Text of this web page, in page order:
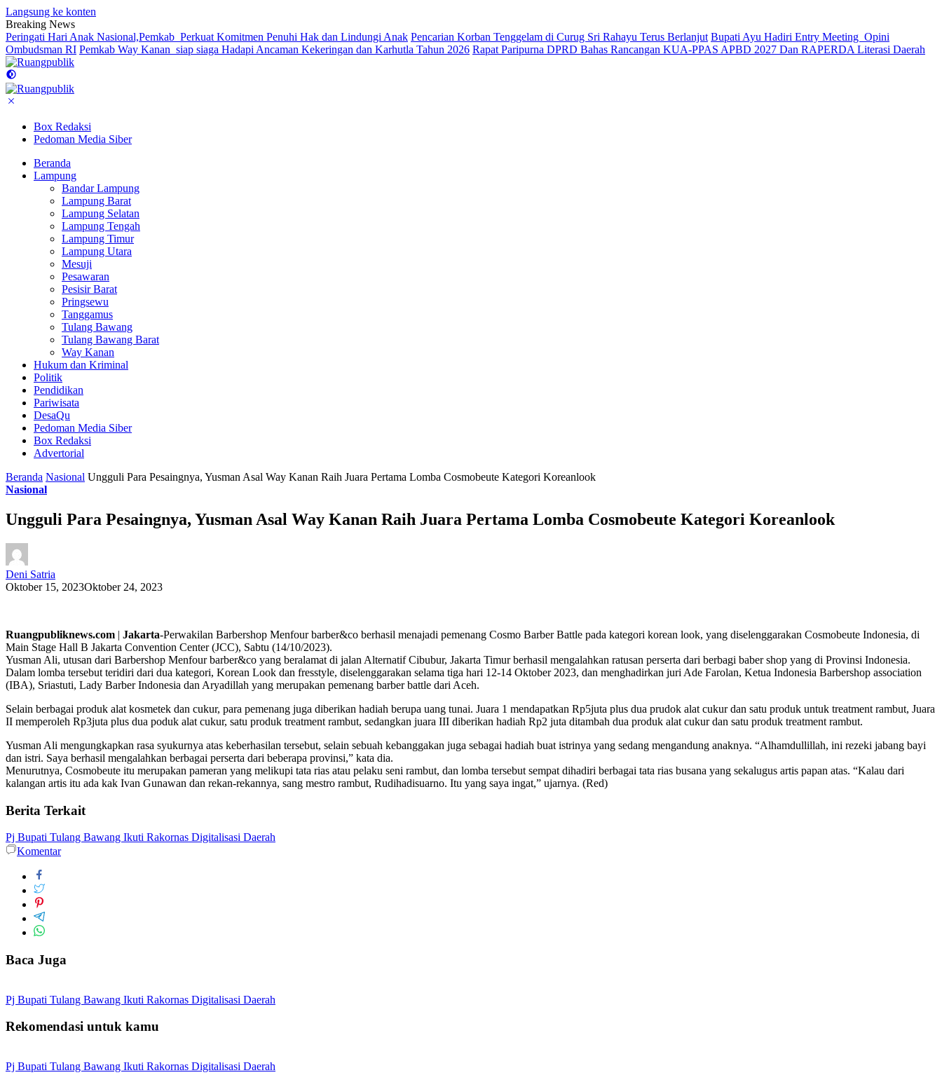
Langsung ke konten
Breaking News
Peringati Hari Anak Nasional,Pemkab Perkuat Komitmen Penuhi Hak dan Lindungi Anak Pencarian Korban Tenggelam di Curug Sri Rahayu Terus Berlanjut Bupati Ayu Hadiri Entry Meeting Opini
Ombudsman RI Pemkab Way Kanan siap siaga Hadapi Ancaman Kekeringan dan Karhutla Tahun 2026 Rapat Paripurna DPRD Bahas Rancangan KUA-PPAS APBD 2027 Dan RAPERDA Literasi Daerah
Box Redaksi
Pedoman Media Siber
Beranda
Lampung
Bandar Lampung
Lampung Barat
Lampung Selatan
Lampung Tengah
Lampung Timur
Lampung Utara
Mesuji
Pesawaran
Pesisir Barat
Pringsewu
Tanggamus
Tulang Bawang
Tulang Bawang Barat
Way Kanan
Hukum dan Kriminal
Politik
Pendidikan
Pariwisata
DesaQu
Pedoman Media Siber
Box Redaksi
Advertorial
Beranda Nasional Ungguli Para Pesaingnya, Yusman Asal Way Kanan Raih Juara Pertama Lomba Cosmobeute Kategori Koreanlook
Nasional
Ungguli Para Pesaingnya, Yusman Asal Way Kanan Raih Juara Pertama Lomba Cosmobeute Kategori Koreanlook
Deni Satria
Oktober 15, 2023Oktober 24, 2023
Ruangpubliknews.com | Jakarta-Perwakilan Barbershop Menfour barber&co berhasil menajadi pemenang Cosmo Barber Battle pada kategori korean look, yang diselenggarakan Cosmobeute Indonesia, di
Main Stage Hall B Jakarta Convention Center (JCC), Sabtu (14/10/2023).
Yusman Ali, utusan dari Barbershop Menfour barber&co yang beralamat di jalan Alternatif Cibubur, Jakarta Timur berhasil mengalahkan ratusan perserta dari berbagi baber shop yang di Provinsi Indonesia.
Dalam lomba tersebut teridiri dari dua kategori, Korean Look dan fresstyle, diselenggarakan selama tiga hari 12-14 Oktober 2023, dan menghadirkan juri Ade Farolan, Ketua Indonesia Barbershop association
(IBA), Sriastuti, Lady Barber Indonesia dan Aryadillah yang merupakan pemenang barber battle dari Aceh.
Selain berbagai produk alat kosmetek dan cukur, para pemenang juga diberikan hadiah berupa uang tunai. Juara 1 mendapatkan Rp5juta plus dua prudok alat cukur dan satu produk untuk treatment rambut, Juara
II memperoleh Rp3juta plus dua poduk alat cukur, satu produk treatment rambut, sedangkan juara III diberikan hadiah Rp2 juta ditambah dua produk alat cukur dan satu produk treatment rambut.
Yusman Ali mengungkapkan rasa syukurnya atas keberhasilan tersebut, selain sebuah kebanggakan juga sebagai hadiah buat istrinya yang sedang mengandung anaknya. “Alhamdullillah, ini rezeki jabang bayi
dan istri. Saya berhasil mengalahkan berbagai perserta dari beberapa provinsi,” kata dia.
Menurutnya, Cosmobeute itu merupakan pameran yang melikupi tata rias atau pelaku seni rambut, dan lomba tersebut sempat dihadiri berbagai tata rias busana yang sekalugus artis papan atas. “Kalau dari
kalangan artis itu ada kak Ivan Gunawan dan rekan-rekannya, sang mestro rambut, Rudihadisuarno. Itu yang saya ingat,” ujarnya. (Red)
Berita Terkait
Pj Bupati Tulang Bawang Ikuti Rakornas Digitalisasi Daerah
Komentar
Baca Juga
Pj Bupati Tulang Bawang Ikuti Rakornas Digitalisasi Daerah
Rekomendasi untuk kamu
Pj Bupati Tulang Bawang Ikuti Rakornas Digitalisasi Daerah